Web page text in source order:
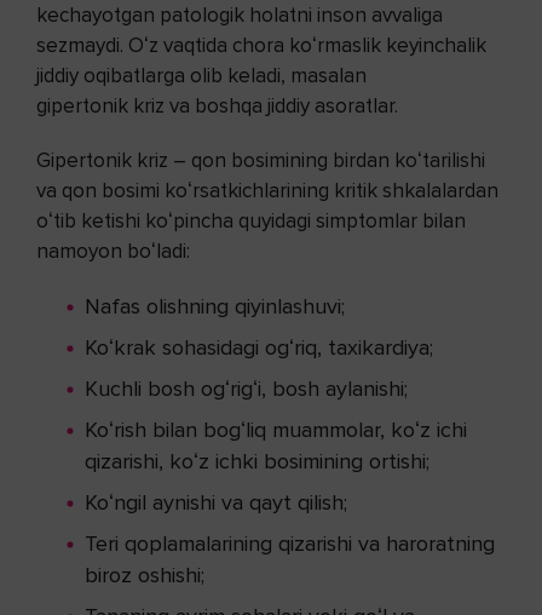
kechayotgan patologik holatni inson avvaliga
sezmaydi. Oʻz vaqtida chora koʻrmaslik keyinchalik
jiddiy oqibatlarga olib keladi, masalan
gipertonik kriz va boshqa jiddiy asoratlar.
Gipertonik kriz – qon bosimining birdan koʻtarilishi
va qon bosimi koʻrsatkichlarining kritik shkalalardan
oʻtib ketishi koʻpincha quyidagi simptomlar bilan
namoyon boʻladi:
Nafas olishning qiyinlashuvi;
Koʻkrak sohasidagi ogʻriq, taxikardiya;
Kuchli bosh ogʻrigʻi, bosh aylanishi;
Koʻrish bilan bogʻliq muammolar, koʻz ichi
qizarishi, koʻz ichki bosimining ortishi;
Koʻngil aynishi va qayt qilish;
Teri qoplamalarining qizarishi va haroratning
biroz oshishi;